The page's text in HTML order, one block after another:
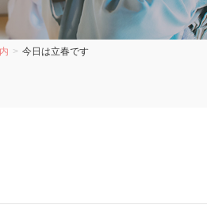
今日は立春です